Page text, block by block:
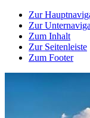
Zur
Zur
Zum Inhalt
Zur Seitenleiste
Zum Footer